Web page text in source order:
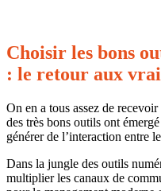
Choisir les bons
: le retour aux
On en a tous assez de
des très bons outils ont
générer de l’interaction entre
Dans la jungle des outils
multiplier les canaux de